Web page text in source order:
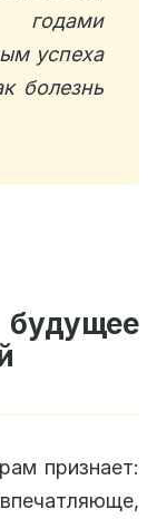
годами
успеха
болезнь
признает: